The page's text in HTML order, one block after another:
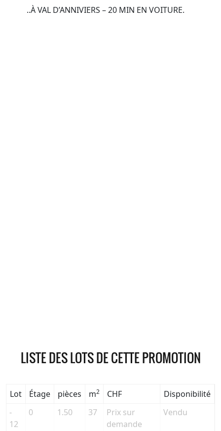
..À VAL D’ANNIVIERS – 20 MIN EN VOITURE.
LISTE DES LOTS DE CETTE PROMOTION
Lot Étage pièces m2 CHF
Disponibilité
-
12
0 1.50 37
Prix sur
demande
Vendu